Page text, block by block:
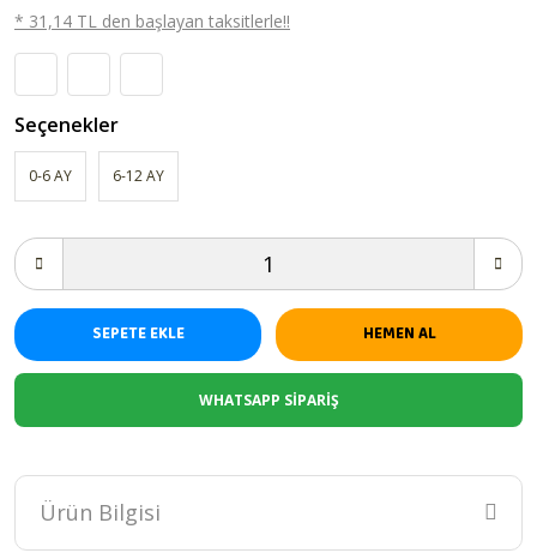
* 31,14 TL den başlayan taksitlerle!!
Seçenekler
0-6 AY 6-12 AY
SEPETE EKLE HEMEN AL
WHATSAPP SİPARİŞ
Ürün Bilgisi